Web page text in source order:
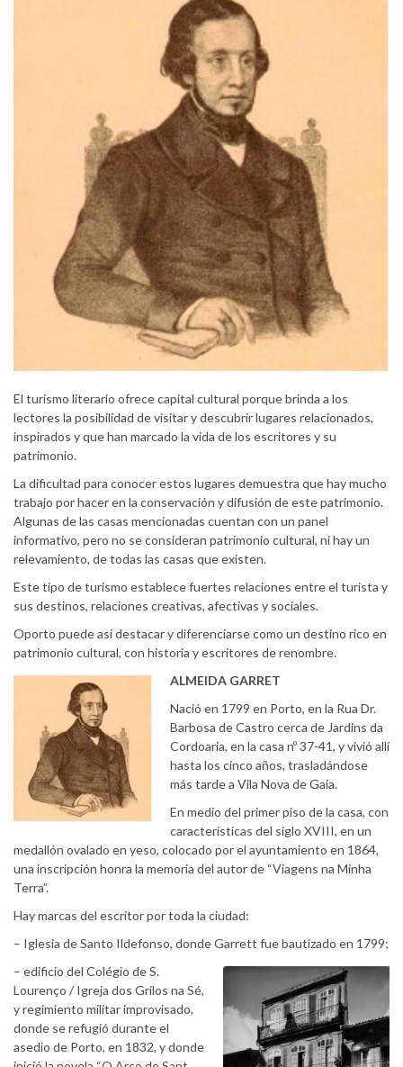
El turismo literario ofrece capital cultural porque brinda a los
lectores la posibilidad de visitar y descubrir lugares relacionados,
inspirados y que han marcado la vida de los escritores y su
patrimonio.
La dificultad para conocer estos lugares demuestra que hay mucho
trabajo por hacer en la conservación y difusión de este patrimonio.
Algunas de las casas mencionadas cuentan con un panel
informativo, pero no se consideran patrimonio cultural, ni hay un
relevamiento, de todas las casas que existen.
Este tipo de turismo establece fuertes relaciones entre el turista y
sus destinos, relaciones creativas, afectivas y sociales.
Oporto puede así destacar y diferenciarse como un destino rico en
patrimonio cultural, con historia y escritores de renombre.
ALMEIDA GARRET
Nació en 1799 en Porto, en la Rua Dr.
Barbosa de Castro cerca de Jardins da
Cordoaria, en la casa nº 37-41, y vivió allí
hasta los cinco años, trasladándose
más tarde a Vila Nova de Gaia.
En medio del primer piso de la casa, con
características del siglo XVIII, en un
medallón ovalado en yeso, colocado por el ayuntamiento en 1864,
una inscripción honra la memoria del autor de “Viagens na Minha
Terra”.
Hay marcas del escritor por toda la ciudad:
– Iglesia de Santo Ildefonso, donde Garrett fue bautizado en 1799;
– edificio del Colégio de S.
Lourenço / Igreja dos Grilos na Sé,
y regimiento militar improvisado,
donde se refugió durante el
asedio de Porto, en 1832, y donde